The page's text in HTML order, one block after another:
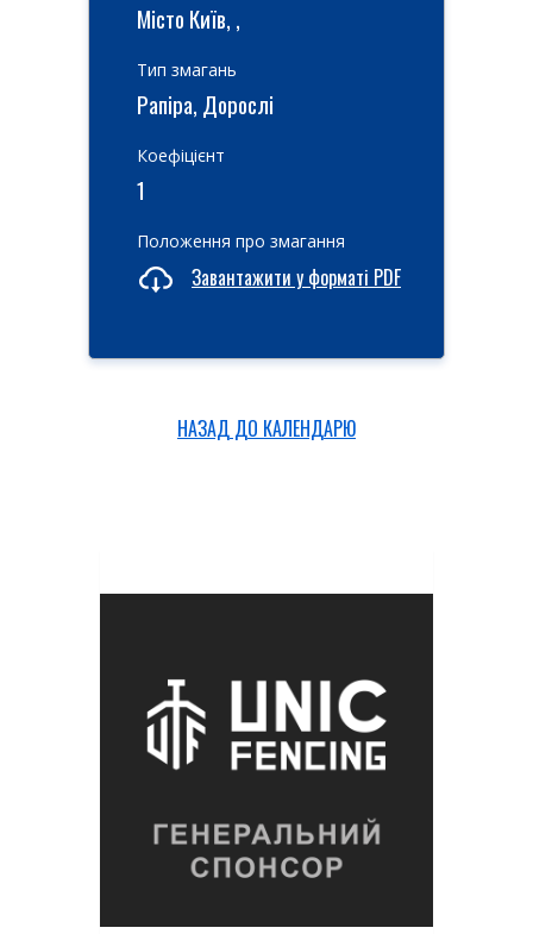
Місто Київ, ,
Тип змагань
Рапіра, Дорослі
Коефіцієнт
1
Положення про змагання
Завантажити у форматі PDF
НАЗАД ДО КАЛЕНДАРЮ